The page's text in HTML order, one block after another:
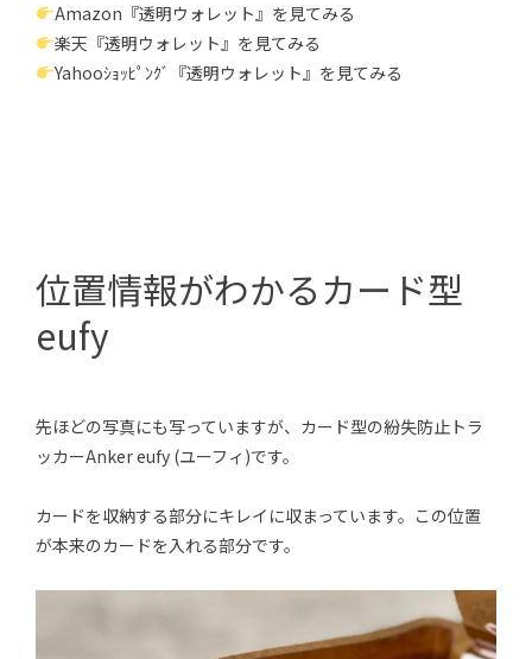
Amazon『透明ウォレット』を見てみる
楽天『透明ウォレット』を見てみる
Yahooｼｮｯﾋﾟﾝｸﾞ『透明ウォレット』を見てみる
位置情報がわかるカード型
eufy
先ほどの写真にも写っていますが、カード型の紛失防止トラ
ッカーAnker eufy (ユーフィ)です。
カードを収納する部分にキレイに収まっています。この位置
が本来のカードを入れる部分です。